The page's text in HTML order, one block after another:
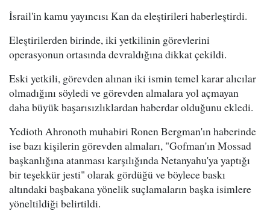
İsrail'in kamu yayıncısı Kan da eleştirileri haberleştirdi.
Eleştirilerden birinde, iki yetkilinin görevlerini
operasyonun ortasında devraldığına dikkat çekildi.
Eski yetkili, görevden alınan iki ismin temel karar alıcılar
olmadığını söyledi ve görevden almalara yol açmayan
daha büyük başarısızlıklardan haberdar olduğunu ekledi.
Yedioth Ahronoth muhabiri Ronen Bergman'ın haberinde
ise bazı kişilerin görevden almaları, "Gofman'ın Mossad
başkanlığına atanması karşılığında Netanyahu'ya yaptığı
bir teşekkür jesti" olarak gördüğü ve böylece baskı
altındaki başbakana yönelik suçlamaların başka isimlere
yöneltildiği belirtildi.